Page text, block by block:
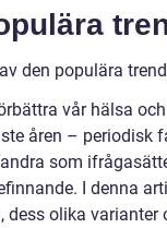
den populära
vår hälsa
åren – periodisk
som
I denna
olika varianter